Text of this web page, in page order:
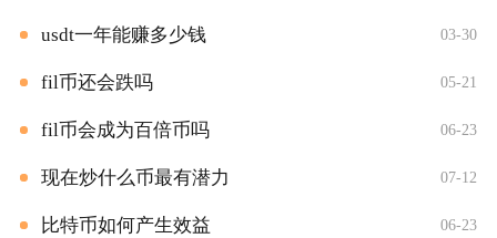
usdt一年能赚多少钱 03-30
fil币还会跌吗 05-21
fil币会成为百倍币吗 06-23
现在炒什么币最有潜力 07-12
比特币如何产生效益 06-23